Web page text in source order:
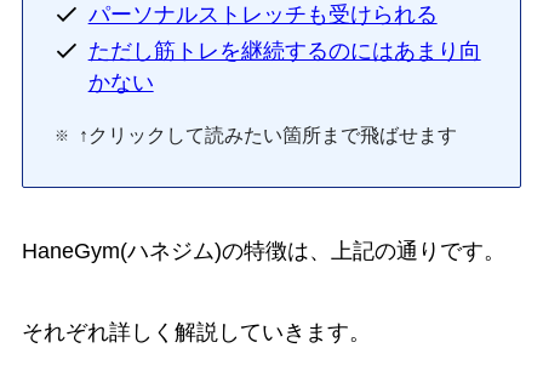
パーソナルストレッチも受けられる
ただし筋トレを継続するのにはあまり向
かない
↑クリックして読みたい箇所まで飛ばせます
HaneGym(ハネジム)の特徴は、上記の通りです。
それぞれ詳しく解説していきます。